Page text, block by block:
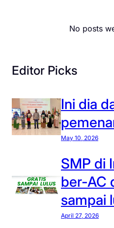
No posts
Editor Picks
Ini dia
May 10, 2026
SMP di
ber-AC
sampai
April 27, 2026